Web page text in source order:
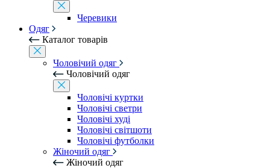
Черевики
Одяг
Каталог товарів
Чоловічий одяг
Чоловічий одяг
Чоловічі куртки
Чоловічі светри
Чоловічі худі
Чоловічі світшоти
Чоловічі футболки
Жіночий одяг
Жіночий одяг